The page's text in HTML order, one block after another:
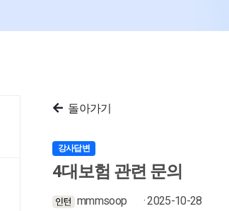
돌아가기
강사답변
4대보험 관련 문의
mmmsoop · 2025-10-28